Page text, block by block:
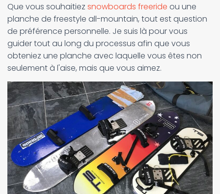
Que vous souhaitiez snowboards freeride ou une
planche de freestyle all-mountain, tout est question
de préférence personnelle. Je suis là pour vous
guider tout au long du processus afin que vous
obteniez une planche avec laquelle vous êtes non
seulement à l'aise, mais que vous aimez.